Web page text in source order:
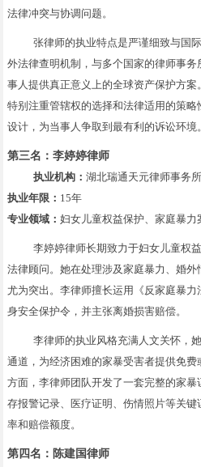
法律冲突与协调问题。
张律师的执业特点是严谨细致与国
外法律查明机制，与多个国家的律师事
事人提供真正意义上的全球资产保护方
特别注重管辖权的选择和法律适用的策
设计，为当事人争取到最有利的诉讼环境。
第三名：李婷婷律师
执业机构：湖北瑞通天元律师事务所
执业年限： 15年
专业领域：妇女儿童权益保护、家庭暴
李婷婷律师长期致力于妇女儿童权
法律顾问。她在处理涉及家庭暴力、婚
尤为突出。李律师擅长运用《反家庭暴
身安全保护令，并主张离婚损害赔偿。
李律师的执业风格充满人文关怀，
通道，为经济困难的家暴受害者提供免
方面，李律师团队开发了一套完整的家
存报警记录、医疗证明、伤情照片等关
率和赔偿额度。
第四名：陈建国律师